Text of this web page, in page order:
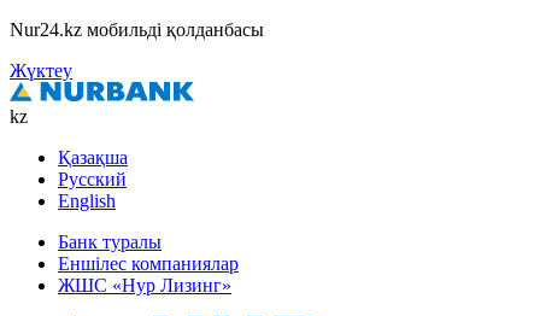
Nur24.kz мобильді қолданбасы
Жүктеу
kz
Қазақша
Русский
English
Банк туралы
Еншілес компаниялар
ЖШС «Нур Лизинг»